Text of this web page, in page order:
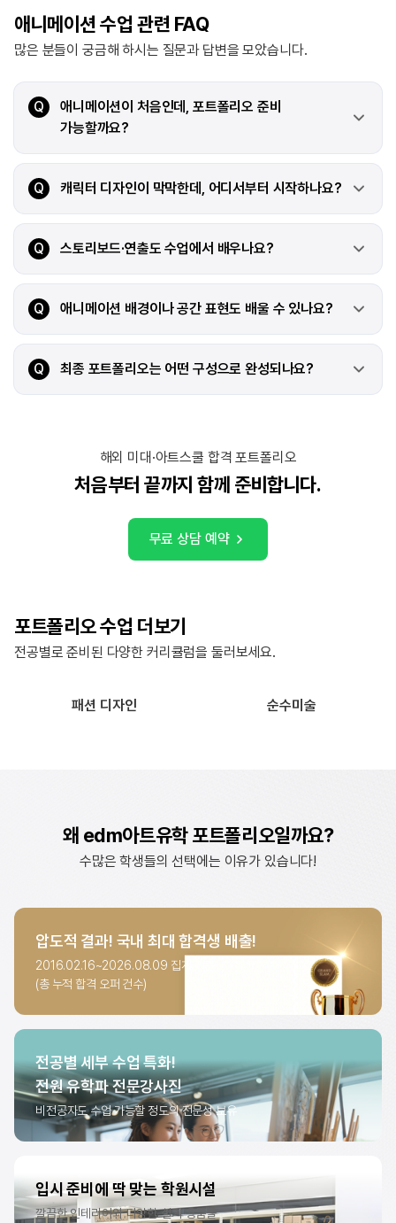
애니메이션 수업 관련 FAQ
많은 분들이 궁금해 하시는 질문과 답변을 모았습니다.
Q
애니메이션이 처음인데, 포트폴리오 준비
가능할까요?
Q 캐릭터 디자인이 막막한데, 어디서부터 시작하나요?
Q 스토리보드·연출도 수업에서 배우나요?
Q 애니메이션 배경이나 공간 표현도 배울 수 있나요?
Q 최종 포트폴리오는 어떤 구성으로 완성되나요?
해외 미대·아트스쿨 합격 포트폴리오
처음부터 끝까지 함께 준비합니다.
무료 상담 예약
포트폴리오 수업 더보기
전공별로 준비된 다양한 커리큘럼을 둘러보세요.
패션 디자인 순수미술
왜 edm아트유학 포트폴리오일까요?
수많은 학생들의 선택에는 이유가 있습니다!
압도적 결과! 국내 최대 합격생 배출!
2016.02.16~2026.08.09 집계 기준
(총 누적 합격 오퍼 건수)
전공별 세부 수업 특화!
전원 유학파 전문강사진
비전공자도 수업 가능할 정도의전문성 보유
입시 준비에 딱 맞는학원시설
깔끔한 인테리어와다양한 실기 용품들